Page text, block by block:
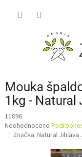
Mouka
1kg - Natural
11896
Průměrné
hodnocení
Neohodnoceno
Značka: Natural Jihlava